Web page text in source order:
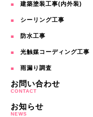
建築塗装工事(内外装)
シーリング工事
防水工事
光触媒コーディング工事
雨漏り調査
お問い合わせ
CONTACT
お知らせ
NEWS